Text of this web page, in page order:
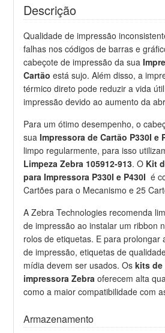
Descrição
Qualidade de impressão
falhas nos códigos de barras e
cabeçote de impressão da sua
Cartão está sujo. Além disso, a
térmico direto pode reduzir a vida
impressão devido ao aumento da
Para um ótimo desempenho, o
suaImpressora de Cartão P330I e
limpo regularmente, para isso
Limpeza Zebra 105912-913. O Kit
para Impressora P330I e P430I é
Cartões para o Mecanismo e 25
A Zebra Technologies recomenda
de impressão ao instalar um ribbon
rolos de etiquetas. E para prolongar
de impressão, etiquetas de
mídia devem ser usados. Oskits de
impressora Zebra oferecem alta
como a maior compatibilidade com
Armazenamento